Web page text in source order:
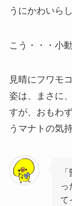
うにかわいら
こう・・・小
見晴にフワモ
姿は、まさに
すが、おもわ
うマナトの気
っ
て